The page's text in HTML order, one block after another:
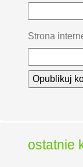
Strona
ostatnie